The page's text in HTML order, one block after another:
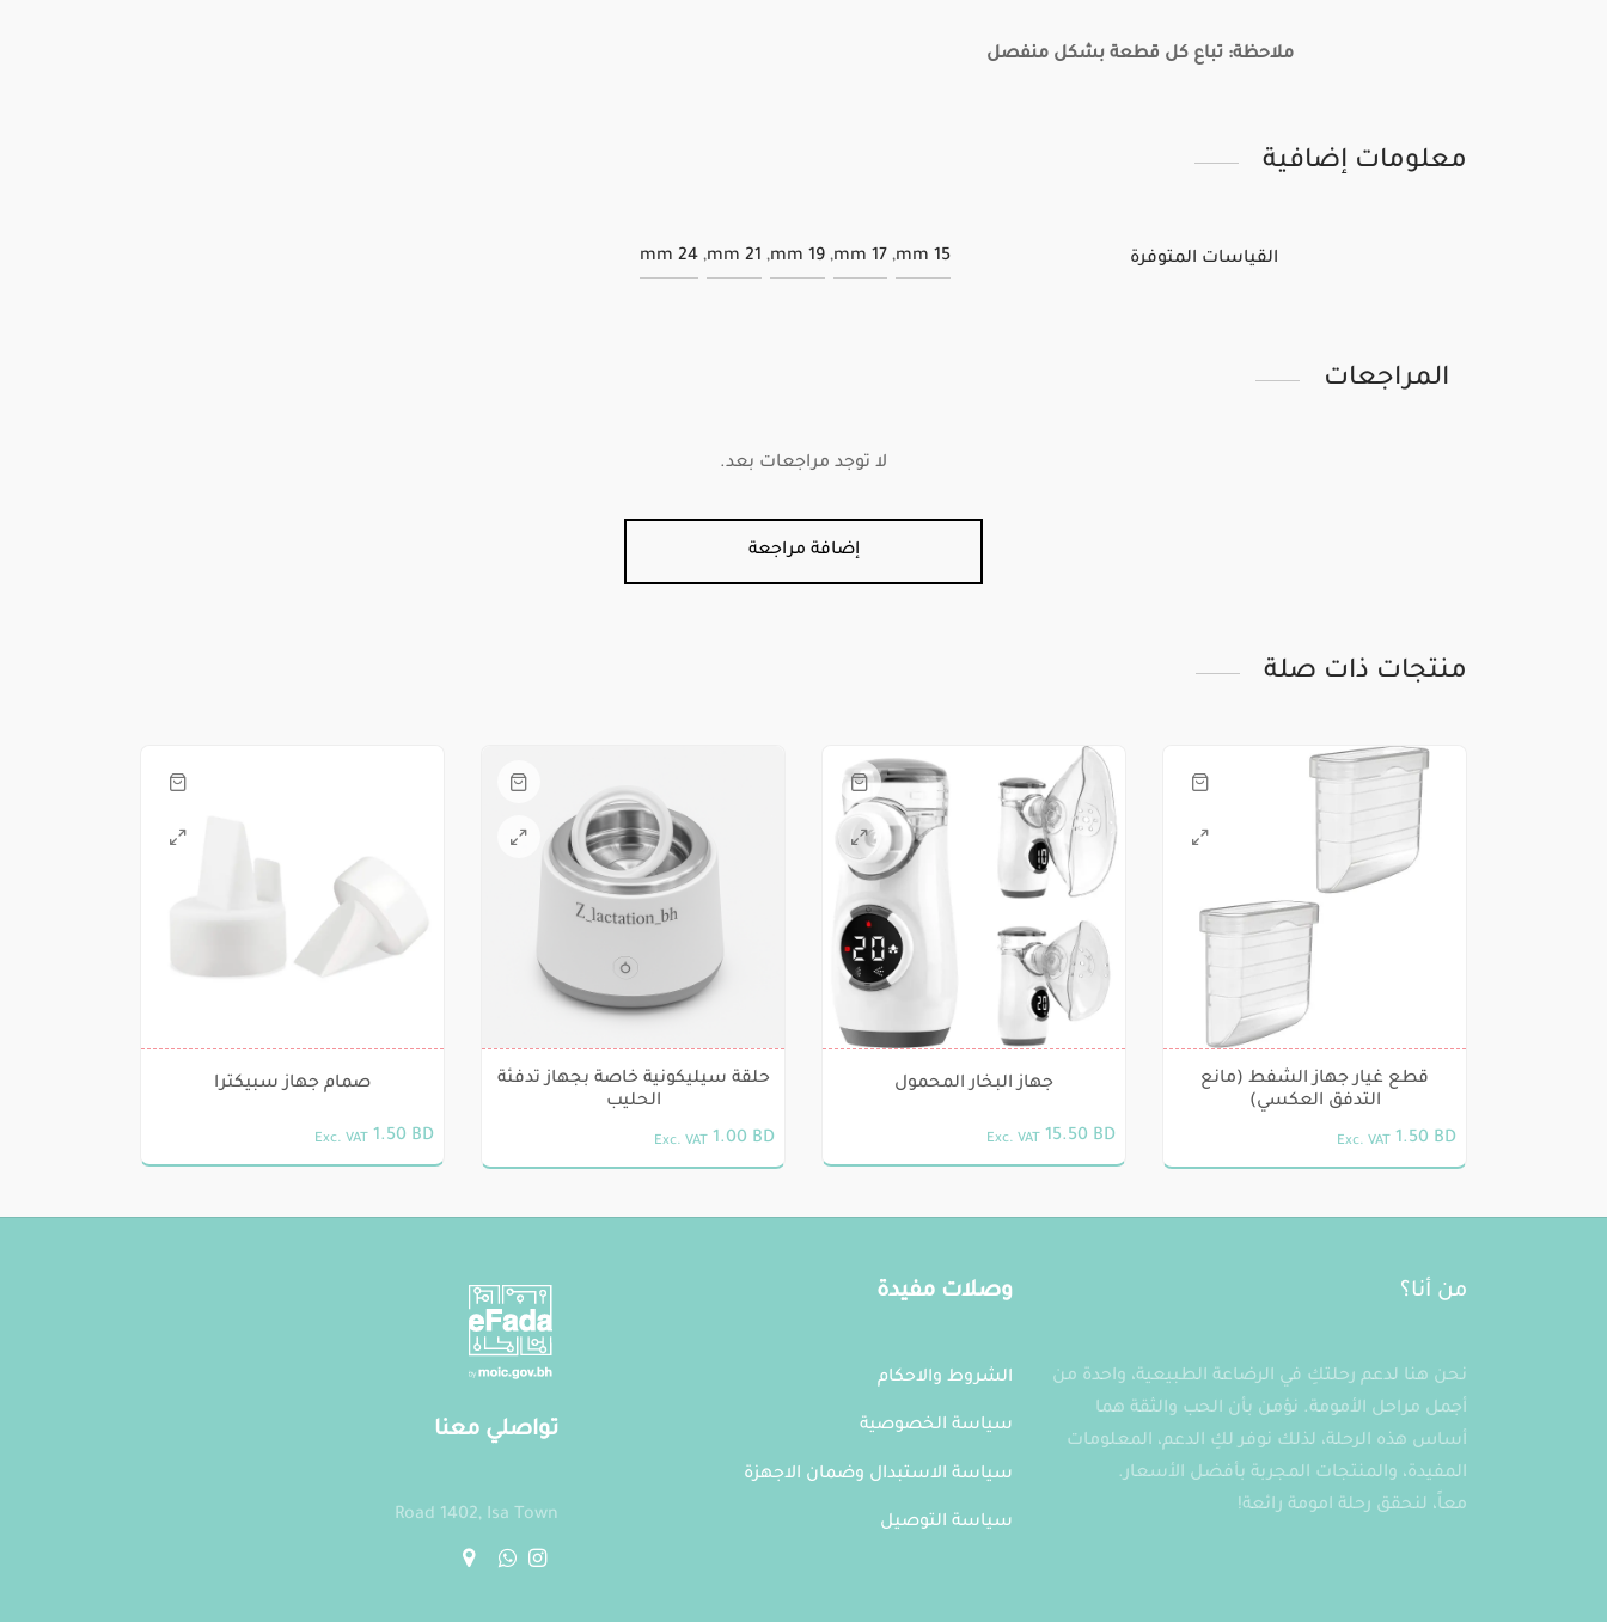
ملاحظة: تباع كل قطعة بشكل منفصل
معلومات إضافية
القياسات المتوفرة 15 mm
,
17 mm
,
19 mm
,
21 mm
,
24 mm
المراجعات
لا توجد مراجعات بعد.
إضافة مراجعة
منتجات ذات صلة
قطع غيار جهاز الشفط (مانع
التدفق العكسي)
1.50 BD
Exc. VAT
هناك
العديد
الأشكال
المختلفة
لهذا
المنتج.
يمكن
المنتج
جهاز البخار المحمول
15.50 BD
Exc. VAT
هناك
المنتج.
حلقة سيليكونية خاصة بجهاز تدفئة
الحليب
1.00 BD
Exc. VAT
صمام جهاز سبيكترا
1.50 BD
Exc. VAT
من أنا؟
نحن هنا لدعم رحلتكِ في الرضاعة الطبيعية، واحدة من
أجمل مراحل الأمومة. نؤمن بأن الحب والثقة هما
أساس هذه الرحلة، لذلك نوفر لكِ الدعم، المعلومات
المفيدة، والمنتجات المجربة بأفضل الأسعار.
معاً، لنحقق رحلة امومة رائعة!
وصلات مفيدة
الشروط والاحكام
سياسة الخصوصية
سياسة الاستبدال وضمان الاجهزة
سياسة التوصيل
تواصلي معنا
Road 1402, Isa Town